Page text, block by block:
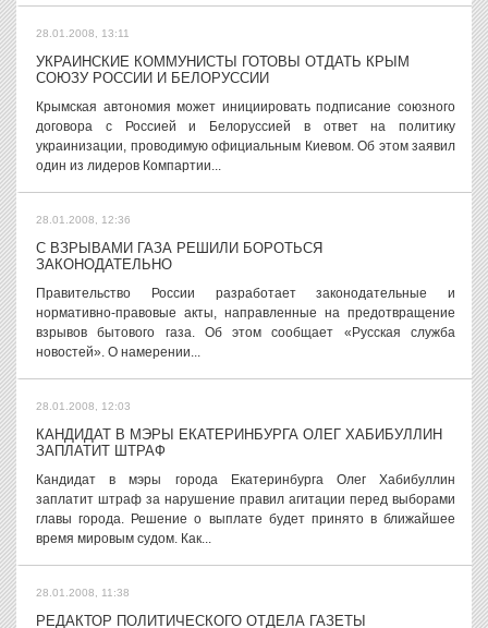
28.01.2008, 13:11
УКРАИНСКИЕ КОММУНИСТЫ ГОТОВЫ ОТДАТЬ КРЫМ
СОЮЗУ РОССИИ И БЕЛОРУССИИ
Крымская автономия может инициировать подписание союзного
договора с Россией и Белоруссией в ответ на политику
украинизации, проводимую официальным Киевом. Об этом заявил
один из лидеров Компартии...
28.01.2008, 12:36
С ВЗРЫВАМИ ГАЗА РЕШИЛИ БОРОТЬСЯ
ЗАКОНОДАТЕЛЬНО
Правительство России разработает законодательные и
нормативно-правовые акты, направленные на предотвращение
взрывов бытового газа. Об этом сообщает «Русская служба
новостей». О намерении...
28.01.2008, 12:03
КАНДИДАТ В МЭРЫ ЕКАТЕРИНБУРГА ОЛЕГ ХАБИБУЛЛИН
ЗАПЛАТИТ ШТРАФ
Кандидат в мэры города Екатеринбурга Олег Хабибуллин
заплатит штраф за нарушение правил агитации перед выборами
главы города. Решение о выплате будет принято в ближайшее
время мировым судом. Как...
28.01.2008, 11:38
РЕДАКТОР ПОЛИТИЧЕСКОГО ОТДЕЛА ГАЗЕТЫ